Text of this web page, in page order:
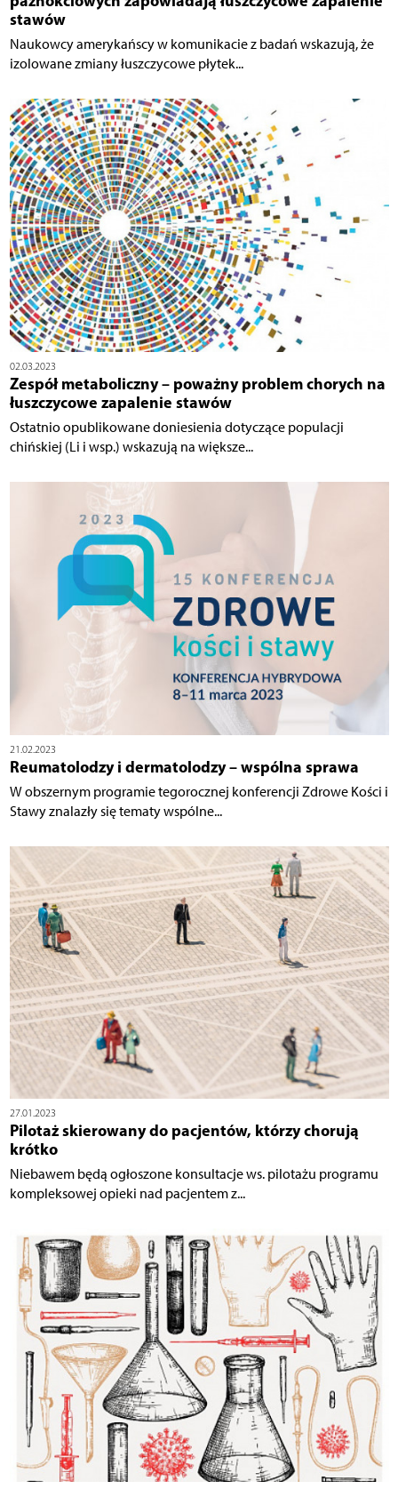
stawów
Naukowcy amerykańscy w komunikacie z badań wskazują, że
izolowane zmiany łuszczycowe płytek...
02.03.2023
Zespół metaboliczny – poważny problem chorych na
łuszczycowe zapalenie stawów
Ostatnio opublikowane doniesienia dotyczące populacji
chińskiej (Li i wsp.) wskazują na większe...
21.02.2023
Reumatolodzy i dermatolodzy – wspólna sprawa
W obszernym programie tegorocznej konferencji Zdrowe Kości i
Stawy znalazły się tematy wspólne...
27.01.2023
Pilotaż skierowany do pacjentów, którzy chorują
krótko
Niebawem będą ogłoszone konsultacje ws. pilotażu programu
kompleksowej opieki nad pacjentem z...